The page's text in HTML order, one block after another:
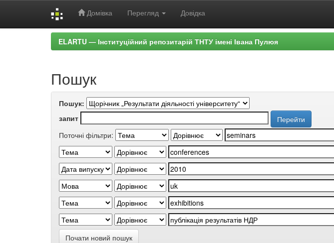
Домівка Перегляд Довідка
ELARTU — Інституційний репозитарій ТНТУ імені Івана Пулюя
Пошук
Пошук:
запит
Поточні фільтри:
Почати новий пошук